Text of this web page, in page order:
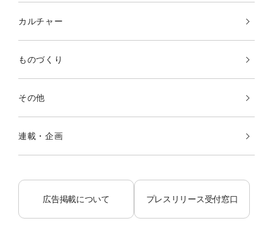
カルチャー
ものづくり
その他
連載・企画
広告掲載について プレスリリース受付窓口